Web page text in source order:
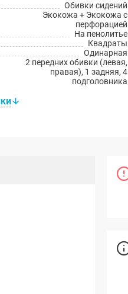
Обивки сидений
Экокожа + Экокожа с
перфорацией
На пенолитье
Квадраты
Одинарная
2 передних обивки (левая,
правая), 1 задняя, 4
подголовника